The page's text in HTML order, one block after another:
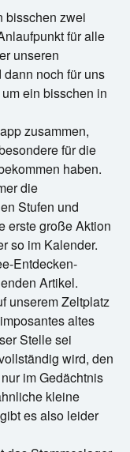
bisschen zwei
für alle
unseren
noch für uns
ein bisschen in
zusammen,
für die
haben.
die
Stufen und
erste große Aktion
so im Kalender.
Entdecken-
Artikel.
unserem Zeltplatz
altes
Stelle sei
wird, den
im Gedächtnis
kleine
es also leider